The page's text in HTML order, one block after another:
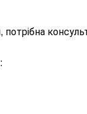
потрібна